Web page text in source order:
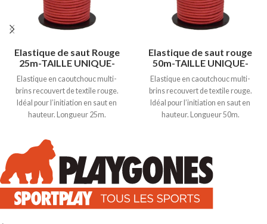
Elastique de saut Rouge
25m-TAILLE UNIQUE-
Elastique en caoutchouc multi-
brins recouvert de textile rouge.
Idéal pour l’initiation en saut en
hauteur. Longueur 25m.
Elastique de saut rouge
50m-TAILLE UNIQUE-
Elastique en caoutchouc multi-
brins recouvert de textile rouge.
Idéal pour l’initiation en saut en
hauteur. Longueur 50m.